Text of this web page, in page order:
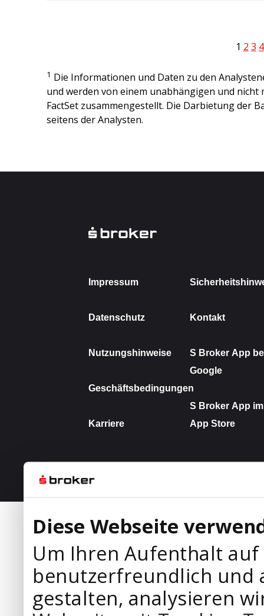
Diese Webseite
Um Ihren Aufenthalt
benutzerfreundlich und
gestalten, analysieren
1 2 3 4
1 Die Informationen und Daten zu den
und werden von einem unabhängigen und nicht
FactSet zusammengestellt. Die Darbietung der
seitens der Analysten.